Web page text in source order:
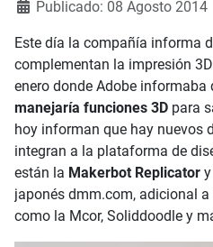
Publicado: 08 Agosto 2014
Este día la compañía informa
complementan la impresión
enero donde Adobe informaba
manejaría funciones 3D para
hoy informan que hay nuevos
integran a la plataforma de
están la Makerbot Replicator
japonés dmm.com, adicional
como la Mcor, Soliddoodle y